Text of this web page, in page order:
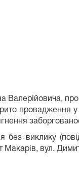
Валерійовича,
виклику
Макарів, вул.